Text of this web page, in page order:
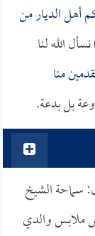
أهل الديار من
الله لنا
منا
بل بدعة.
سماحة الشيخ
ملابس والدي